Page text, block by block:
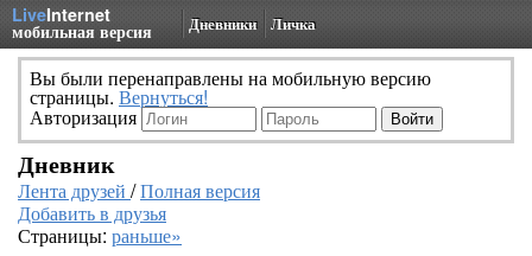
LiveInternet
мобильная версия Дневники Личка
Вы были перенаправлены на мобильную версию
страницы. Вернуться!
Авторизация
Дневник
Лента друзей /Полная версия
Добавить в друзья
Страницы: раньше»